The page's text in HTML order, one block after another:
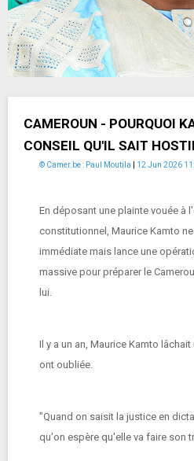
CAMEROUN - POURQUOI
CONSEIL QU'IL SAIT
© Camer.be : Paul Moutila 12 Jun 2026
En déposant une plainte vouée à
constitutionnel, Maurice Kamto
immédiate mais lance une
massive pour préparer le
lui.
Il y a un an, Maurice Kamto
ont oubliée.
"Quand on saisit la justice en
qu'on espère qu'elle va faire son